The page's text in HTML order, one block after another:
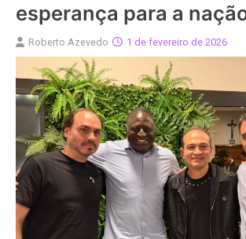
esperança para a
Roberto Azevedo 1 de fevereiro de 2026